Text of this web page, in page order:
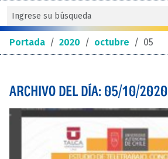
Portada / 2020 / octubre / 05
ARCHIVO DEL DÍA: 05/10/2020